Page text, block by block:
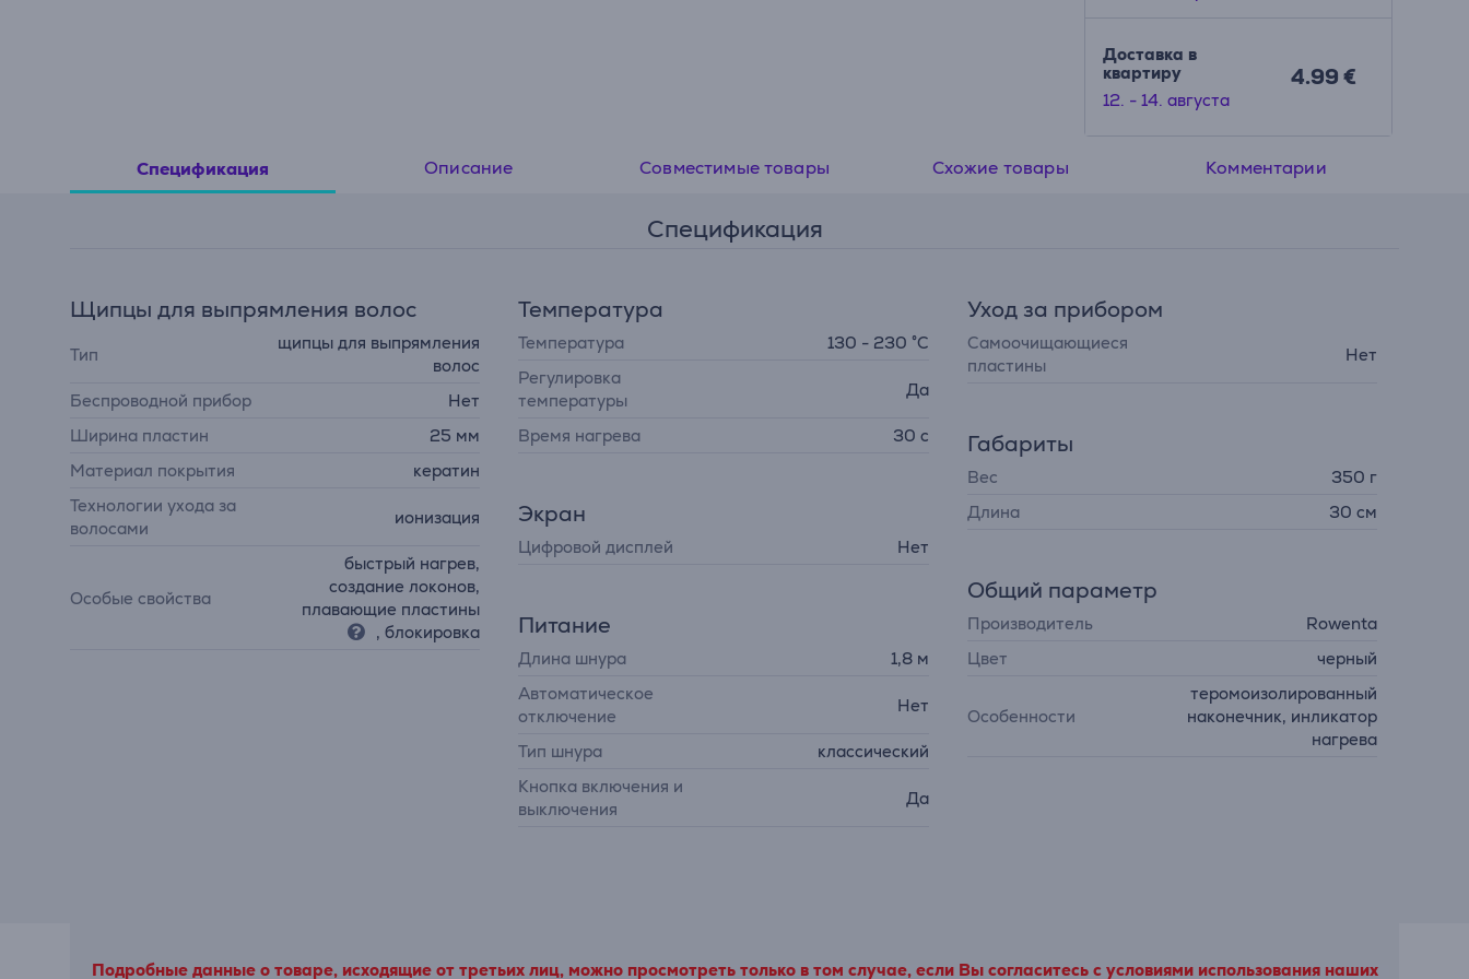
Доставка в
квартиру
12. - 14. августа
4.99 €
Спецификация Описание Совместимые товары Схожие товары Комментарии
Спецификация
Щипцы для выпрямления волос
Тип
щипцы для выпрямления
волос
Беспроводной прибор
Нет
Ширина пластин
25 мм
Материал покрытия
кератин
Технологии ухода за
волосами
ионизация
Особые свойства
быстрый нагрев,
создание локонов,
плавающие пластины
, блокировка
Температура
Температура
130 - 230 °C
Регулировка
температуры
Да
Время нагрева 30 с
Экран
Цифровой дисплей Нет
Питание
Длина шнура
1,8 м
Автоматическое
отключение
Нет
Тип шнура
классический
Кнопка включения и
выключения
Да
Уход за прибором
Самоочищающиеся
пластины
Нет
Габариты
Вес
350 г
Длина
30 см
Общий параметр
Производитель
Rowenta
Цвет
черный
Особенности
теромоизолированный
наконечник, инликатор
нагрева
Подробные данные о товаре, исходящие от третьих лиц, можно просмотреть только в том случае, если Вы согласитесь с условиями использования наших